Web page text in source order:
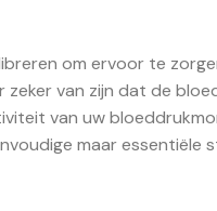
om ervoor te
zeker van zijn dat de
van uw
maar essentiële